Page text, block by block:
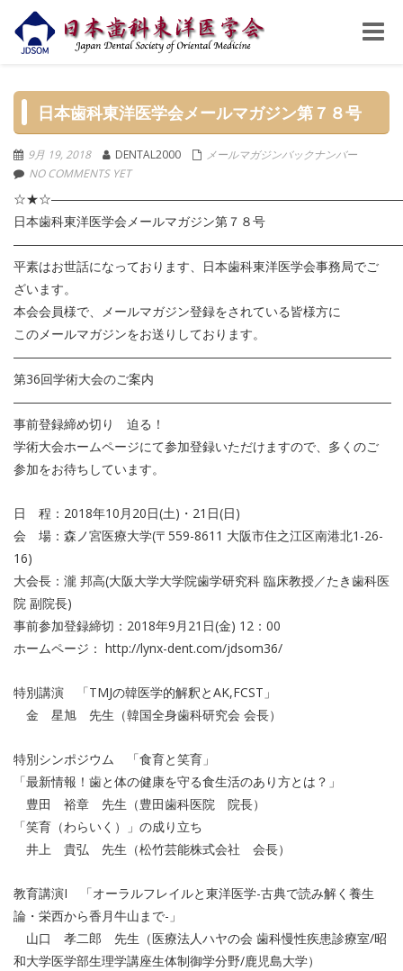
Toggle
日本歯科東洋医学会メールマガジン第７８号
9月 19, 2018 DENTAL2000
メールマガジンバックナンバー
NO COMMENTS YET
日本歯科東洋医学会メールマガジン第７８号
平素はお世話になっております、日本歯科東洋医学会事務局でご
ざいます。
本会会員様で、メールマガジン登録をされている皆様方に
このメールマガジンをお送りしております。
――――――――――――――――――――――――――――――
第36回学術大会のご案内
――――――――――――――――――――――――――――――
事前登録締め切り 迫る！
学術大会ホームページにて参加登録いただけますので、多くのご
参加をお待ちしています。
日 程：2018年10月20日(土)・21日(日)
会 場：森ノ宮医療大学(〒559-8611 大阪市住之江区南港北1-26-
16)
大会長：瀧 邦高(大阪大学大学院歯学研究科 臨床教授／たき歯科医
院 副院長)
事前参加登録締切：2018年9月21日(金) 12：00
ホームページ： http://lynx-dent.com/jdsom36/
特別講演 「TMJの韓医学的解釈とAK,FCST」
金 星旭 先生（韓国全身歯科研究会 会長）
特別シンポジウム 「食育と笑育」
「最新情報！歯と体の健康を守る食生活のあり方とは？」
豊田 裕章 先生（豊田歯科医院 院長）
「笑育（わらいく）」の成り立ち
井上 貴弘 先生（松竹芸能株式会社 会長）
教育講演I 「オーラルフレイルと東洋医学-古典で読み解く養生
論・栄西から香月牛山まで-」
山口 孝二郎 先生（医療法人ハヤの会 歯科慢性疾患診療室/昭
和大学医学部生理学講座生体制御学分野/鹿児島大学）